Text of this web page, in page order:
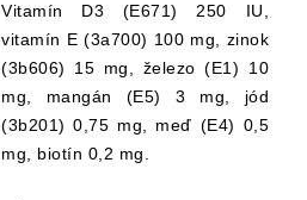
Vitamín D3 (E671) 250 IU,
vitamín E (3a700) 100 mg, zinok
(3b606) 15 mg, železo (E1) 10
mg, mangán (E5) 3 mg, jód
(3b201) 0,75 mg, meď (E4) 0,5
mg, biotín 0,2 mg.